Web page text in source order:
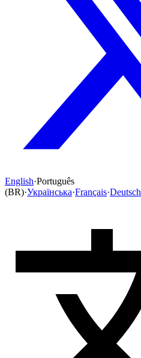
English·Português
(BR)·Українська·Français·Deutsch